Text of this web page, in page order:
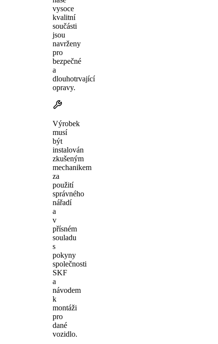
vysoce
kvalitní
součásti
jsou
navrženy
pro
bezpečné
a
dlouhotrvající
opravy.
Výrobek
musí
být
instalován
zkušeným
mechanikem
za
použití
správného
nářadí
a
v
přísném
souladu
s
pokyny
společnosti
SKF
a
návodem
k
montáži
pro
dané
vozidlo.